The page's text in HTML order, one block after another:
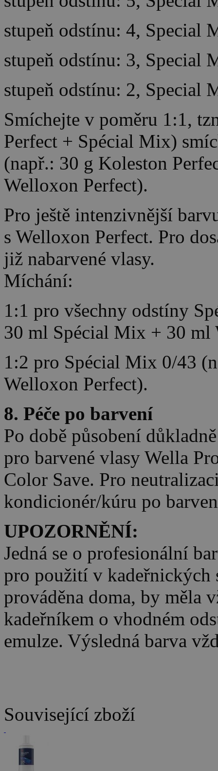
stupeň odstínu: 4, Special
stupeň odstínu: 3, Special
stupeň odstínu: 2, Special
Smíchejte v poměru 1:1,
Perfect + Spécial Mix)
(např.: 30 g Koleston
Welloxon Perfect).
Pro ještě intenzivnější
s Welloxon Perfect. Pro
již nabarvené vlasy.
Míchání:
1:1 pro všechny odstíny
30 ml Spécial Mix + 30 ml
1:2 pro Spécial Mix 0/43
Welloxon Perfect).
8. Péče po barvení
Po době působení
pro barvené vlasy Wella
Color Save. Pro
kondicionér/kúru po
UPOZORNĚNÍ:
Jedná se o profesionální
pro použití v kadeřnických
prováděna doma, by měla
kadeřníkem o vhodném
emulze. Výsledná barva
Související zboží